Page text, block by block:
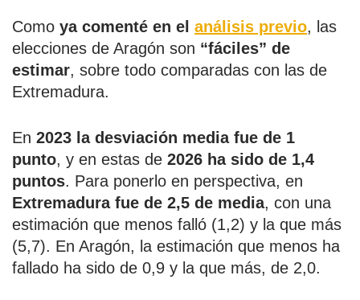
Como ya comenté en el análisis previo, las
elecciones de Aragón son “fáciles” de
estimar, sobre todo comparadas con las de
Extremadura.
En 2023 la desviación media fue de 1
punto, y en estas de 2026 ha sido de 1,4
puntos. Para ponerlo en perspectiva, en
Extremadura fue de 2,5 de media, con una
estimación que menos falló (1,2) y la que más
(5,7). En Aragón, la estimación que menos ha
fallado ha sido de 0,9 y la que más, de 2,0.